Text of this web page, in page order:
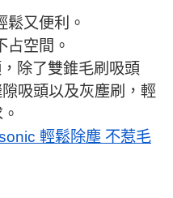
鬆又便利。
占空間。
除了雙錐毛刷吸頭
吸頭以及灰塵刷，輕
輕鬆除塵 不惹毛